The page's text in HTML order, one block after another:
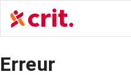
Erreur